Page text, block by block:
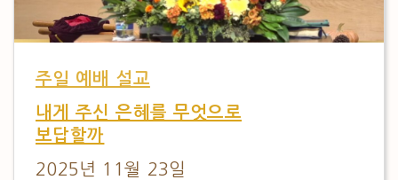
주일 예배 설교
내게 주신 은혜를 무엇으로
보답할까
2025년 11월 23일